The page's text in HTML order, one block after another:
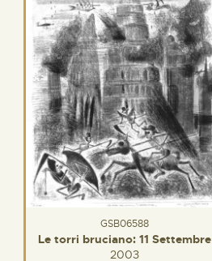
GSB06588
Le torri bruciano: 11 Settembre
2003